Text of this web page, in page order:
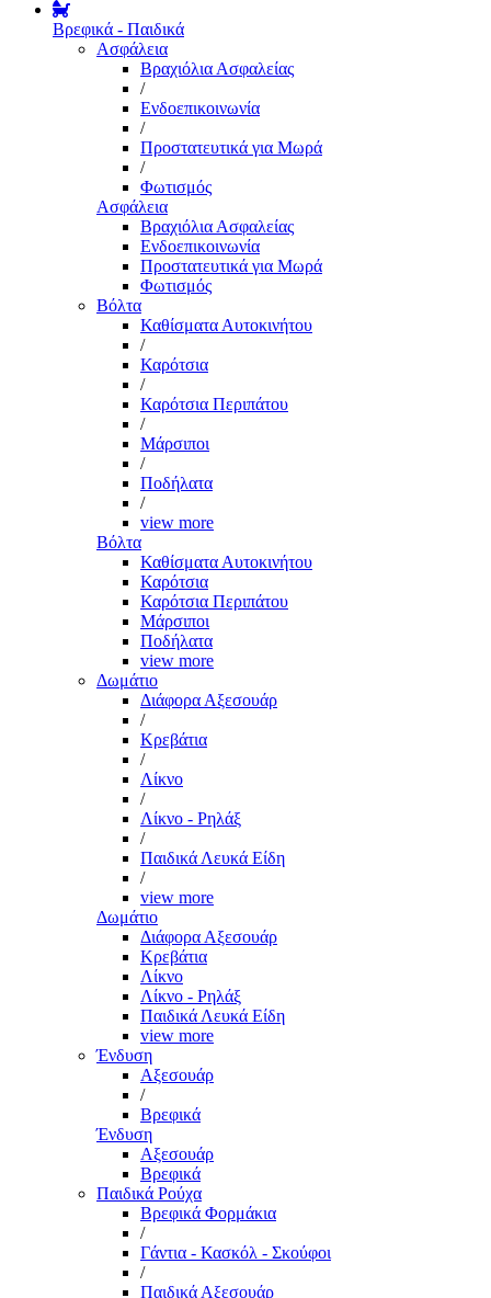
Βρεφικά - Παιδικά
Ασφάλεια
Βραχιόλια Ασφαλείας
/
Ενδοεπικοινωνία
/
Προστατευτικά για Μωρά
/
Φωτισμός
Ασφάλεια
Βραχιόλια Ασφαλείας
Ενδοεπικοινωνία
Προστατευτικά για Μωρά
Φωτισμός
Βόλτα
Καθίσματα Αυτοκινήτου
/
Καρότσια
/
Καρότσια Περιπάτου
/
Μάρσιποι
/
Ποδήλατα
/
view more
Βόλτα
Καθίσματα Αυτοκινήτου
Καρότσια
Καρότσια Περιπάτου
Μάρσιποι
Ποδήλατα
view more
Δωμάτιο
Διάφορα Αξεσουάρ
/
Κρεβάτια
/
Λίκνο
/
Λίκνο - Ρηλάξ
/
Παιδικά Λευκά Είδη
/
view more
Δωμάτιο
Διάφορα Αξεσουάρ
Κρεβάτια
Λίκνο
Λίκνο - Ρηλάξ
Παιδικά Λευκά Είδη
view more
Ένδυση
Αξεσουάρ
/
Βρεφικά
Ένδυση
Αξεσουάρ
Βρεφικά
Παιδικά Ρούχα
Βρεφικά Φορμάκια
/
Γάντια - Κασκόλ - Σκούφοι
/
Παιδικά Αξεσουάρ